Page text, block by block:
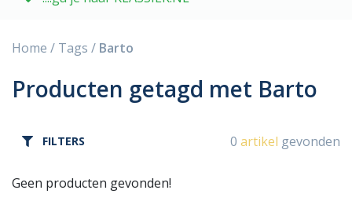
Home / Tags / Barto
Producten getagd met Barto
FILTERS 0 artikel gevonden
Geen producten gevonden!